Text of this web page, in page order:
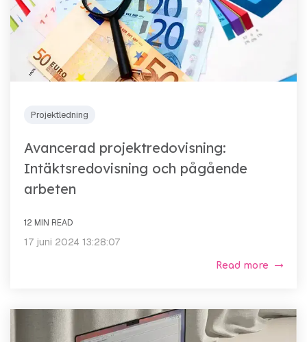
Projektledning
Avancerad projektredovisning:
Intäktsredovisning och pågående
arbeten
12 MIN READ
17 juni 2024 13:28:07
Read more